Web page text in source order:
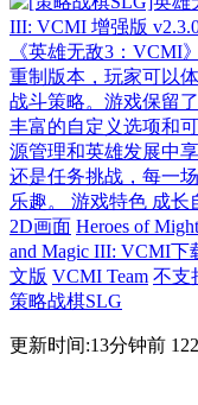
《英雄无敌3：VCMI
重制版本，玩家可以
战斗策略。游戏保留
丰富的自定义选项和
源管理和英雄发展中
还是任务挑战，每一
乐趣。 游戏特色 成
2D画面 Heroes of
and Magic III: VCMI下
文版 VCMI Team 不支
策略战棋SLG
更新时间:13分钟前